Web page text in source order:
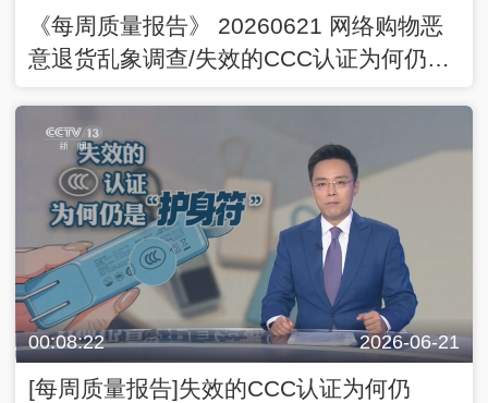
《每周质量报告》 20260621 网络购物恶
意退货乱象调查/失效的CCC认证为何仍
00:08:22 2026-06-21
[每周质量报告]失效的CCC认证为何仍